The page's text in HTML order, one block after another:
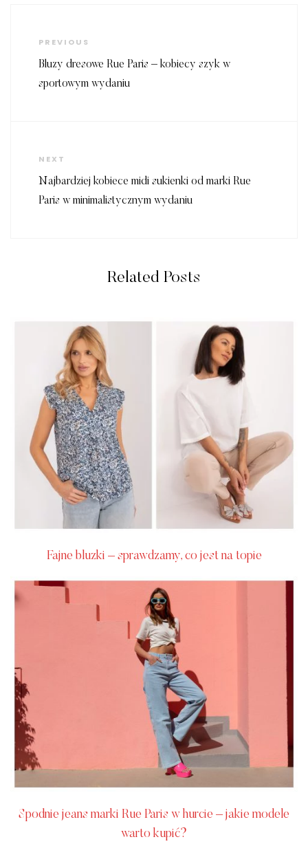
wpisu
Previous
Post
PREVIOUS
Bluzy dresowe Rue Paris – kobiecy szyk w
sportowym wydaniu
Next
Post
NEXT
Najbardziej kobiece midi sukienki od marki Rue
Paris w minimalistycznym wydaniu
Related Posts
Fajne bluzki – sprawdzamy, co jest na topie
Spodnie jeans marki Rue Paris w hurcie – jakie modele
warto kupić?